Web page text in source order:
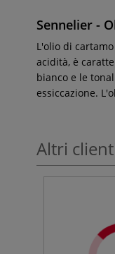
Sennelier -
L'olio di
acidità, è
bianco e le
essiccazione.
Altri